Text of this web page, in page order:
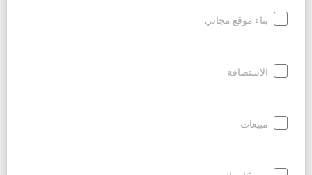
بناء موقع مجاني
الاستضافة
مبيعات